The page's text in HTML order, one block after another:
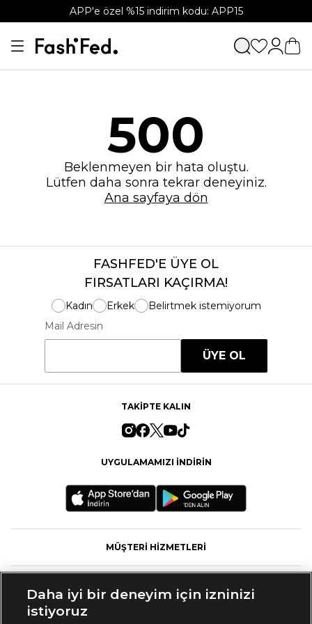
APP'e özel %15 indirim kodu: APP15
500
Beklenmeyen bir hata oluştu.
Lütfen daha sonra tekrar deneyiniz.
Ana sayfaya dön
FASHFED'E ÜYE OL
FIRSATLARI KAÇIRMA!
Kadın Erkek
Belirtmek istemiyorum
Mail Adresin
ÜYE OL
TAKİPTE KALIN
UYGULAMAMIZI İNDİRİN
MÜŞTERİ HİZMETLERİ
Daha iyi bir deneyim için izninizi
istiyoruz